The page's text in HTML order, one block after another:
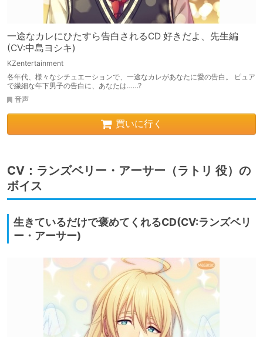
一途なカレにひたすら告白されるCD 好きだよ、先生編
(CV:中島ヨシキ)
KZentertainment
各年代、様々なシチュエーションで、一途なカレがあなたに愛の告白。 ピュア
で繊細な年下男子の告白に、あなたは……?
音声
買いに行く
CV：ランズベリー・アーサー（ラトリ 役）の
ボイス
生きているだけで褒めてくれるCD(CV:ランズベリ
ー・アーサー)